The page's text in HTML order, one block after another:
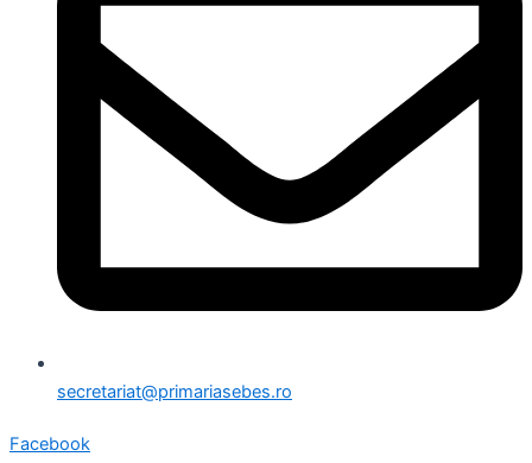
secretariat@primariasebes.ro
Facebook